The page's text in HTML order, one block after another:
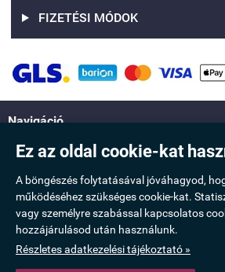
Ez az oldal cookie-kat
A böngészés folytatásával jóváhagyod,
működéséhez szükséges cookie-kat.
vagy személyre szabással kapcsolatos
hozzájárulásod után használunk.
Részletes adatkezelési tájékoztató »
FIZETÉSI MÓDOK
Navigáció
Saját fiók
Információ
Elérhetőség